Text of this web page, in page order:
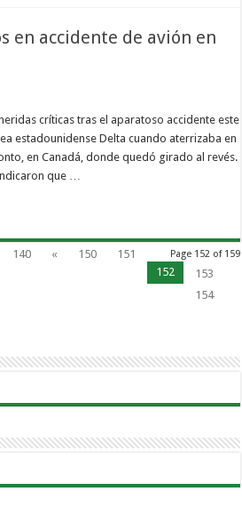
en accidente de avión en
críticas tras el aparatoso accidente este
estadounidense Delta cuando aterrizaba en
en Canadá, donde quedó girado al revés.
que …
Page 152 of 159
140 « 150
151
152
153
154